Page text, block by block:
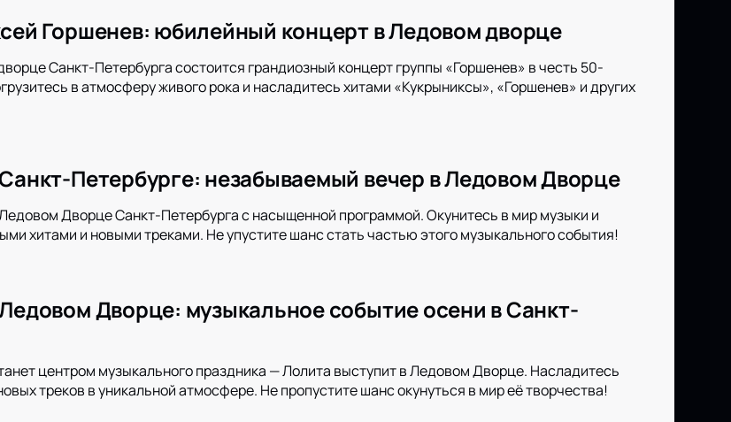
Горшенев: юбилейный концерт в Ледовом дворце
Санкт-Петербурга состоится грандиозный концерт группы «Горшенев» в честь 50-
в атмосферу живого рока и насладитесь хитами «Кукрыниксы», «Горшенев» и других
Петербурге: незабываемый вечер в Ледовом Дворце
Дворце Санкт-Петербурга с насыщенной программой. Окунитесь в мир музыки и
хитами и новыми треками. Не упустите шанс стать частью этого музыкального события!
Дворце: музыкальное событие осени в Санкт-
центром музыкального праздника — Лолита выступит в Ледовом Дворце. Насладитесь
треков в уникальной атмосфере. Не пропустите шанс окунуться в мир её творчества!